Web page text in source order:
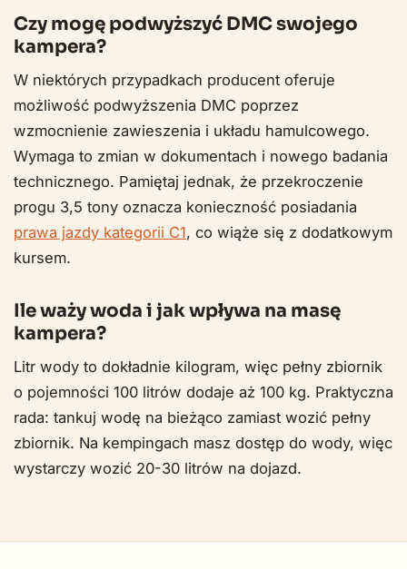
Czy mogę podwyższyć DMC swojego
kampera?
W niektórych przypadkach producent oferuje
możliwość podwyższenia DMC poprzez
wzmocnienie zawieszenia i układu hamulcowego.
Wymaga to zmian w dokumentach i nowego badania
technicznego. Pamiętaj jednak, że przekroczenie
progu 3,5 tony oznacza konieczność posiadania
prawa jazdy kategorii C1, co wiąże się z dodatkowym
kursem.
Ile waży woda i jak wpływa na masę
kampera?
Litr wody to dokładnie kilogram, więc pełny zbiornik
o pojemności 100 litrów dodaje aż 100 kg. Praktyczna
rada: tankuj wodę na bieżąco zamiast wozić pełny
zbiornik. Na kempingach masz dostęp do wody, więc
wystarczy wozić 20-30 litrów na dojazd.